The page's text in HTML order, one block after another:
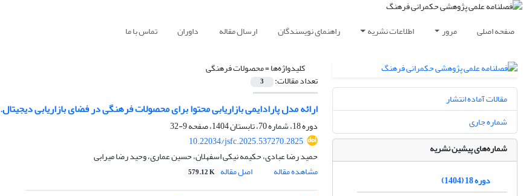
صفحه اصلی مرور اطلاعات نشریه راهنمای نویسندگان ارسال مقاله داوران تماس با ما
کلیدواژه‌ها =محصولات فرهنگی
تعداد مقالات: 3
ارائه مدل پارادایمی بازاریابی محتوا برای محصولات فرهنگی در فضای بازاریابی دیجیتال.
دوره 18، شماره 70، تابستان 1404، صفحه
9-32
10.22034/jsfc.2025.537270.2825
حمید رضا عبادی، حکیمه نیکی اسفهلان، حسین عماری، وحید رضا میرابی
مشاهده مقاله
اصل مقاله 579.12 K
مقالات آماده انتشار
شماره جاری
شماره‌های پیشین نشریه
دوره 18 (1404)